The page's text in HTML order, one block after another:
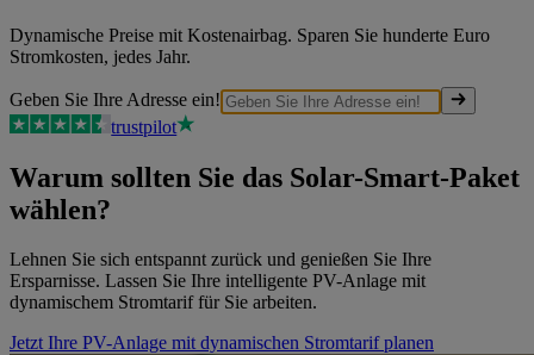
Dynamische Preise mit Kostenairbag. Sparen Sie hunderte Euro
Stromkosten, jedes Jahr.
Geben Sie Ihre Adresse ein!
trustpilot
Warum sollten Sie das Solar-Smart-Paket
wählen?
Lehnen Sie sich entspannt zurück und genießen Sie Ihre
Ersparnisse. Lassen Sie Ihre intelligente PV-Anlage mit
dynamischem Stromtarif für Sie arbeiten.
Jetzt Ihre PV-Anlage mit dynamischen Stromtarif planen